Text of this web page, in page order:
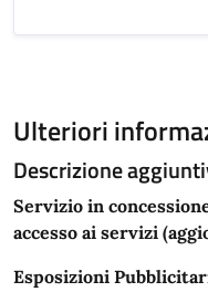
Ulteriori
Descrizione
Servizio in
accesso ai servizi
Esposizioni